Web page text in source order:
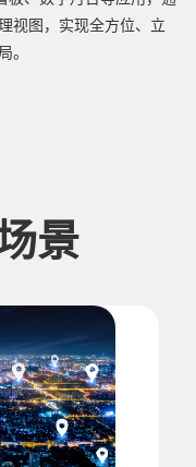
视图，实现全方位、立
。
景